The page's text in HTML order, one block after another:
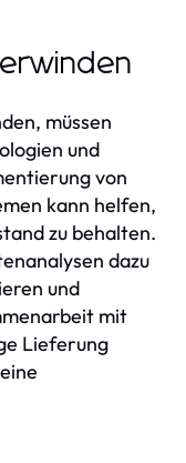
müssen
und
von
kann helfen,
zu behalten.
dazu
und
mit
Lieferung